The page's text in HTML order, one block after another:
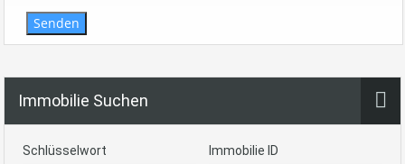
Senden
Immobilie Suchen
Schlüsselwort Immobilie ID